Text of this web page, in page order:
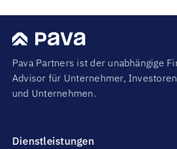
Pava Partners ist der unabhängige
Advisor für Unternehmer, Investoren
und Unternehmen.
Dienstleistungen